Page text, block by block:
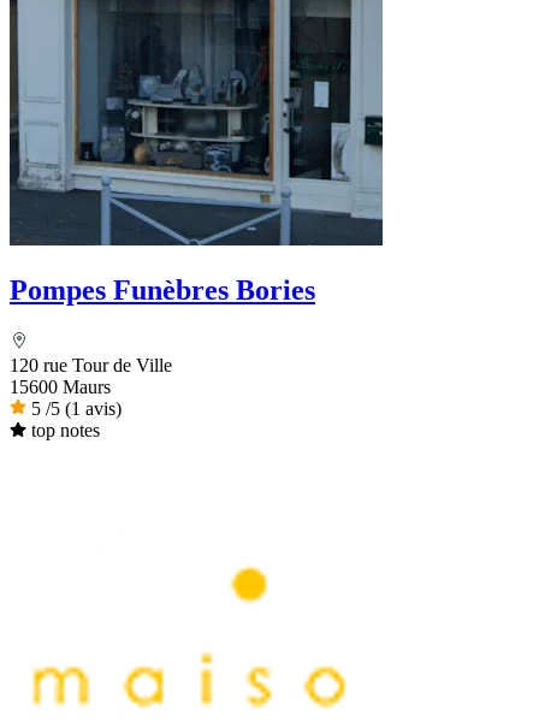
Pompes Funèbres Bories
120 rue Tour de Ville
15600 Maurs
5 /5 (1 avis)
top notes